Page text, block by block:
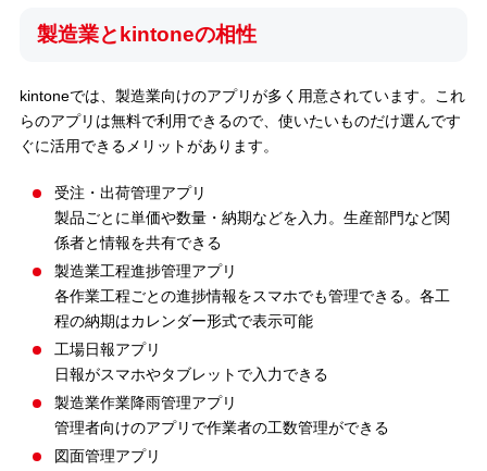
製造業とkintoneの相性
kintoneでは、製造業向けのアプリが多く用意されています。これ
らのアプリは無料で利用できるので、使いたいものだけ選んです
ぐに活用できるメリットがあります。
受注・出荷管理アプリ
製品ごとに単価や数量・納期などを入力。生産部門など関
係者と情報を共有できる
製造業工程進捗管理アプリ
各作業工程ごとの進捗情報をスマホでも管理できる。各工
程の納期はカレンダー形式で表示可能
工場日報アプリ
日報がスマホやタブレットで入力できる
製造業作業降雨管理アプリ
管理者向けのアプリで作業者の工数管理ができる
図面管理アプリ